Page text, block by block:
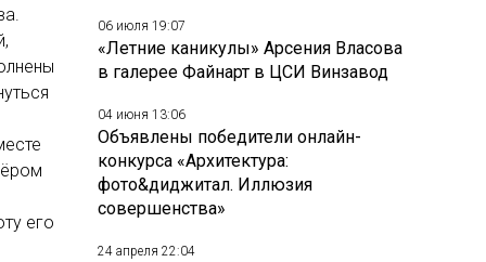
его
06 июля 19:07
«Летние каникулы» Арсения Власова
в галерее Файнарт в ЦСИ Винзавод
04 июня 13:06
Объявлены победители онлайн-
конкурса «Архитектура:
фото&диджитал. Иллюзия
совершенства»
24 апреля 22:04